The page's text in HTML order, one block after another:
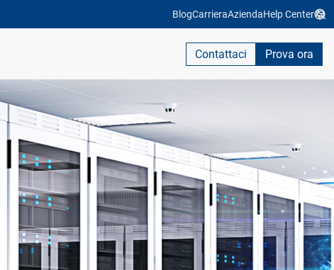
BlogCarrieraAziendaHelp Center
Contattaci Prova ora